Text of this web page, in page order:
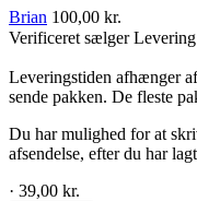
Brian 100,00 kr.
Verificeret sælgerLevering
Leveringstiden afhænger
sende pakken. De fleste
Du har mulighed for at
afsendelse, efter du har
· 39,00 kr.